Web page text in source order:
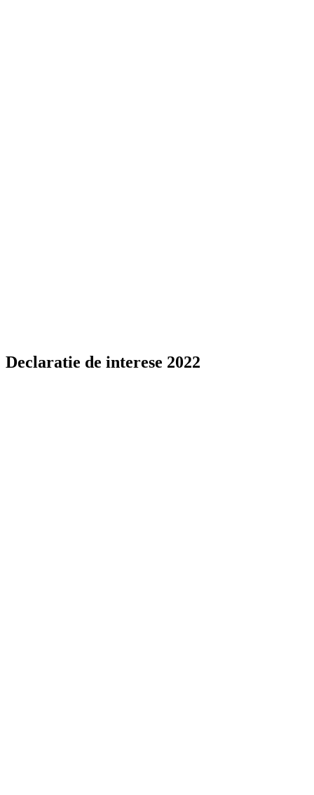
Declaratie de interese 2022